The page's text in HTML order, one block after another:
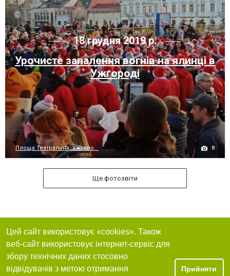
18 грудня 2019 р.
Урочисте запалення вогнів на ялинці в
Ужгороді
Площа Театральна, Ужгоро... 8
Ще фотозвіти
Цей сайт використовує «cookies». Також
веб-сайт використовує інтернет-сервіс для
збору технічних даних стосовно
відвідувачів з метою отримання
Прийняти